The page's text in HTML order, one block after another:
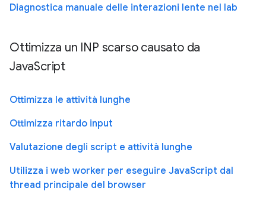
Diagnostica manuale delle interazioni lente nel lab
Ottimizza un INP scarso causato da
JavaScript
Ottimizza le attività lunghe
Ottimizza ritardo input
Valutazione degli script e attività lunghe
Utilizza i web worker per eseguire JavaScript dal
thread principale del browser